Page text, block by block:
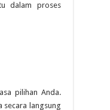
dalam proses
pilihan Anda.
secara langsung